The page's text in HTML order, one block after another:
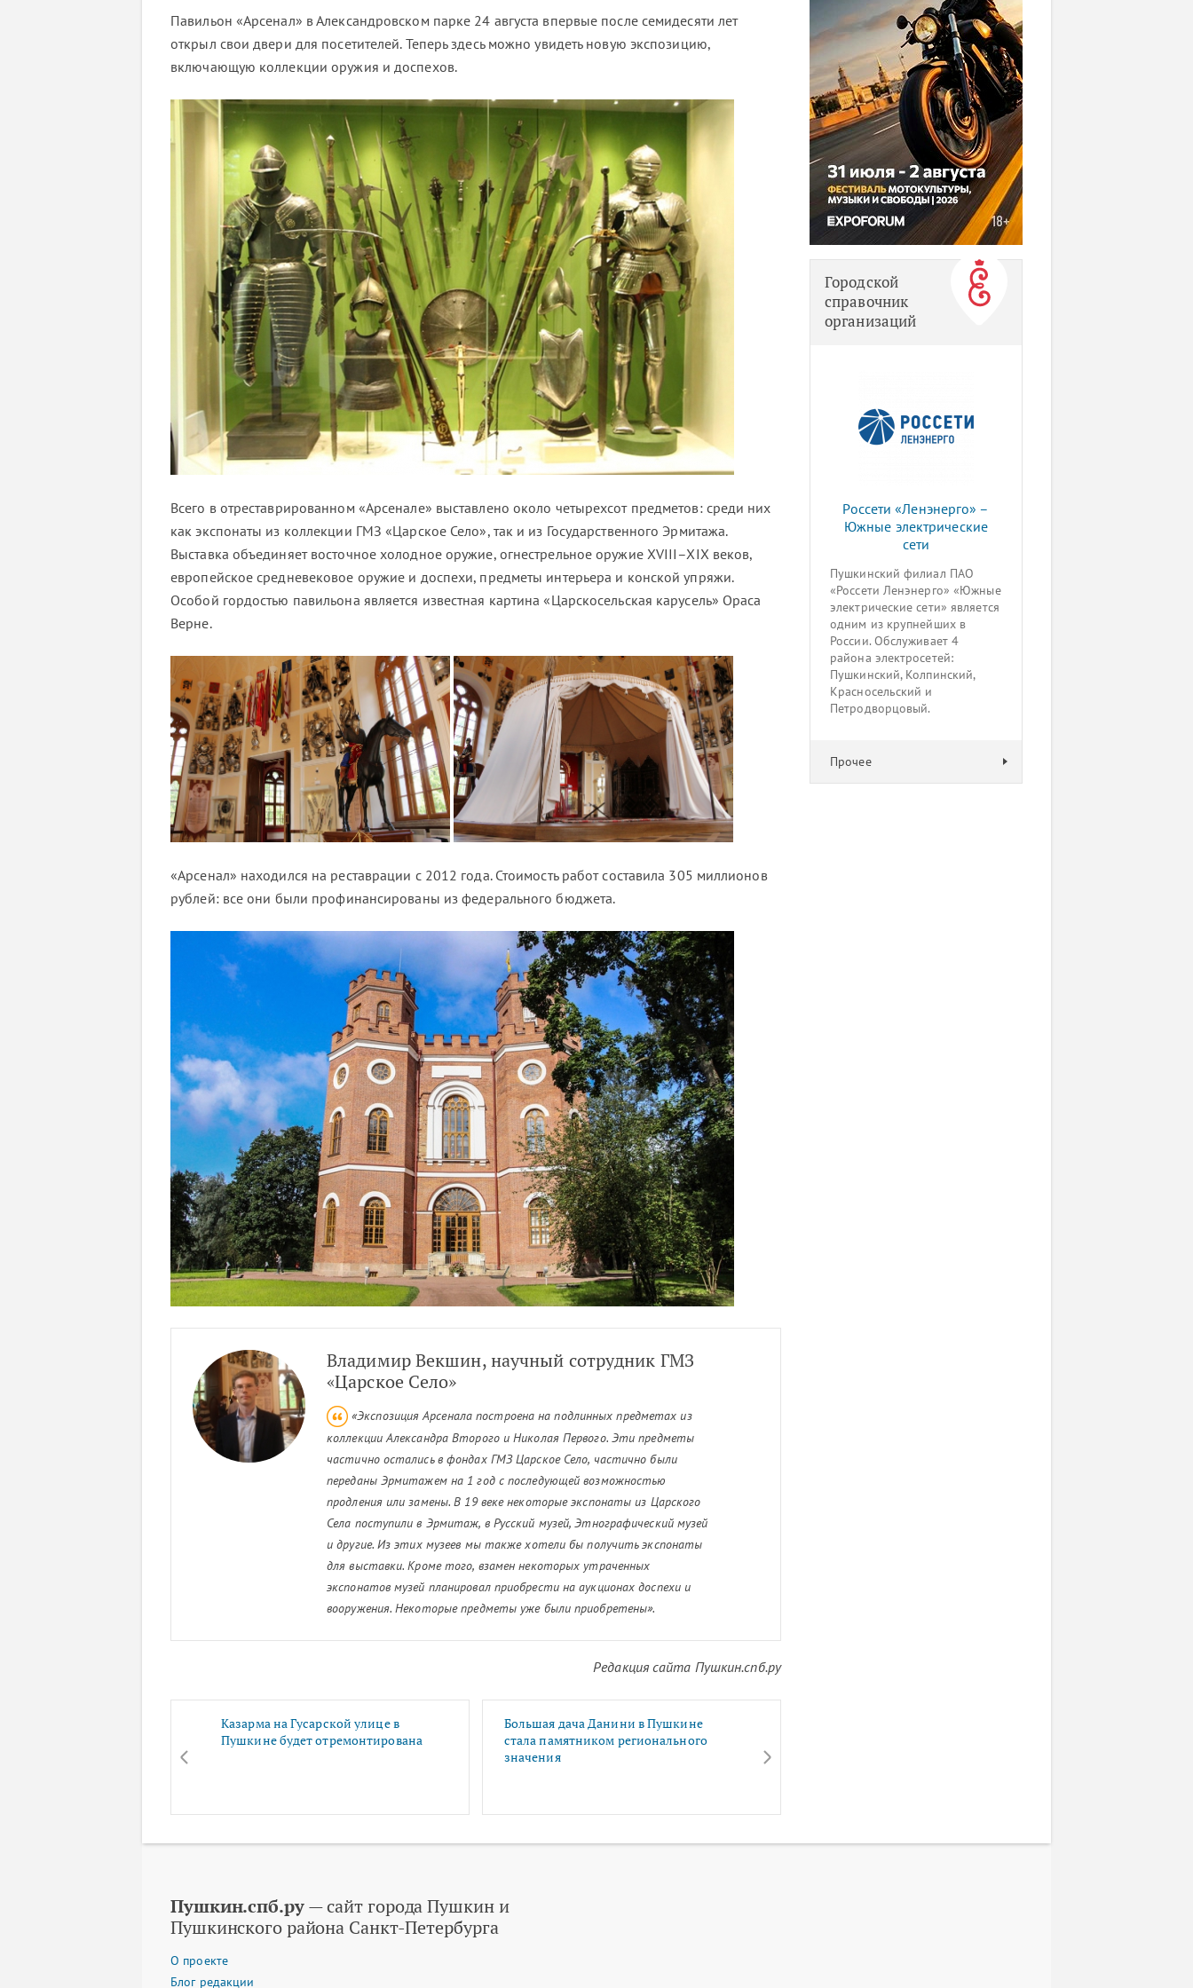
Павильон «Арсенал» в Александровском парке 24 августа впервые после семидесяти лет
открыл свои двери для посетителей. Теперь здесь можно увидеть новую экспозицию,
включающую коллекции оружия и доспехов.
Всего в отреставрированном «Арсенале» выставлено около четырехсот предметов: среди них
как экспонаты из коллекции ГМЗ «Царское Село», так и из Государственного Эрмитажа.
Выставка объединяет восточное холодное оружие, огнестрельное оружие XVIII–XIX веков,
европейское средневековое оружие и доспехи, предметы интерьера и конской упряжи.
Особой гордостью павильона является известная картина «Царскосельская карусель» Ораса
Верне.
«Арсенал» находился на реставрации с 2012 года. Стоимость работ составила 305 миллионов
рублей: все они были профинансированы из федерального бюджета.
Владимир Векшин, научный сотрудник ГМЗ
«Царское Село»
«Экспозиция Арсенала построена на подлинных предметах из
коллекции Александра Второго и Николая Первого. Эти предметы
частично остались в фондах ГМЗ Царское Село, частично были
переданы Эрмитажем на 1 год с последующей возможностью
продления или замены. В 19 веке некоторые экспонаты из Царского
Села поступили в Эрмитаж, в Русский музей, Этнографический музей
и другие. Из этих музеев мы также хотели бы получить экспонаты
для выставки. Кроме того, взамен некоторых утраченных
экспонатов музей планировал приобрести на аукционах доспехи и
вооружения. Некоторые предметы уже были приобретены».
Редакция сайта Пушкин.спб.ру
Казарма на Гусарской улице в
Пушкине будет отремонтирована
Большая дача Данини в Пушкине
стала памятником регионального
значения
Городской
справочник
организаций
Россети «Ленэнерго» –
Южные электрические
сети
Пушкинский филиал ПАО
«Россети Ленэнерго» «Южные
электрические сети» является
одним из крупнейших в
России. Обслуживает 4
района электросетей:
Пушкинский, Колпинский,
Красносельский и
Петродворцовый.
Прочее
Пушкин.спб.ру— сайт города Пушкин и
Пушкинского района Санкт-Петербурга
О проекте
Блог редакции